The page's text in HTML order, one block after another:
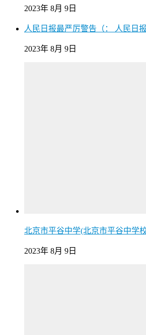
2023年 8月 9日
人民日报最严厉警告（： 人民日
2023年 8月 9日
北京市平谷中学(北京市平谷中学
2023年 8月 9日